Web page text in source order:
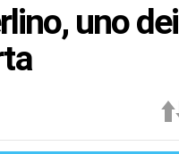
uno dei